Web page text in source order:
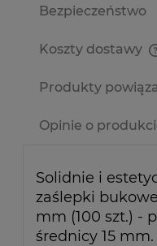
Bezpieczeństwo
Koszty dostawy
Produkty
Opinie o
Solidnie i
zaślepki
mm (100 szt.) -
średnicy 15 mm.